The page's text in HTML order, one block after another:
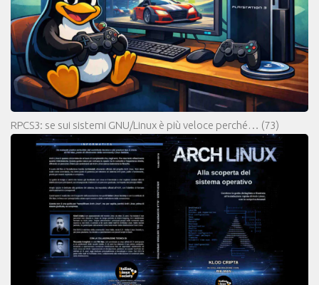
RPCS3: se sui sistemi GNU/Linux è più veloce perché… (73)